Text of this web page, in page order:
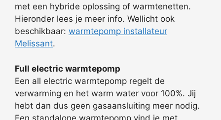
met een hybride oplossing of warmtenetten.
Hieronder lees je meer info. Wellicht ook
beschikbaar: warmtepomp installateur
Melissant.
Full electric warmtepomp
Een all electric warmtepomp regelt de
verwarming en het warm water voor 100%. Jij
hebt dan dus geen gasaansluiting meer nodig.
Een standalone warmtepomp vind je met